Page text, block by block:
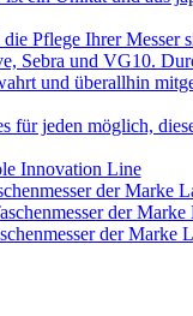
Pflege Ihrer
Sebra und VG10.
und überallhin
jeden möglich,
Innovation Line
der Marke
der
der Marke